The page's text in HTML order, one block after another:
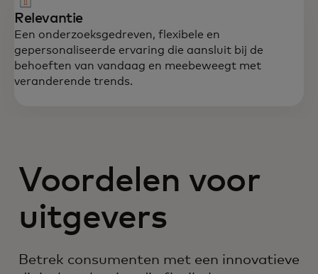
Relevantie
Een onderzoeksgedreven, flexibele en
gepersonaliseerde ervaring die aansluit bij de
behoeften van vandaag en meebeweegt met
veranderende trends.
Voordelen voor
uitgevers
Betrek consumenten met een innovatieve